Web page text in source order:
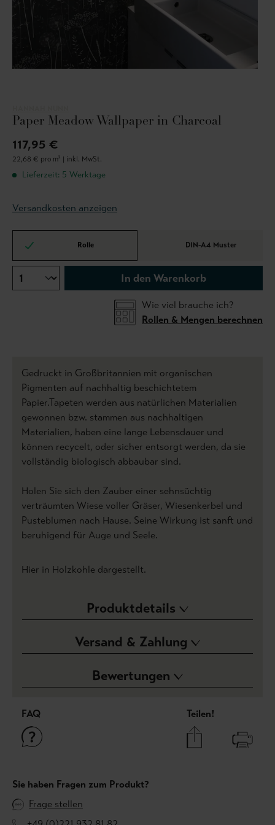
Paper Meadow Wallpaper in Charcoal
117,95 €
22,68 € pro m² | inkl. MwSt.
Lieferzeit: 5 Werktage
Versandkosten anzeigen
Rolle DIN-A4 Muster
In den Warenkorb
Wie viel brauche ich?
Rollen & Mengen berechnen
Gedruckt in Großbritannien mit organischen
Pigmenten auf nachhaltig beschichtetem
Papier.Tapeten werden aus natürlichen Materialien
gewonnen bzw. stammen aus nachhaltigen
Materialien, haben eine lange Lebensdauer und
können recycelt, oder sicher entsorgt werden, da sie
vollständig biologisch abbaubar sind.
Holen Sie sich den Zauber einer sehnsüchtig
verträumten Wiese voller Gräser, Wiesenkerbel und
Pusteblumen nach Hause. Seine Wirkung ist sanft und
beruhigend für Auge und Seele.
Hier in Holzkohle dargestellt.
Produktdetails
Versand & Zahlung
Bewertungen
FAQ Teilen!
Sie haben Fragen zum Produkt?
Frage stellen